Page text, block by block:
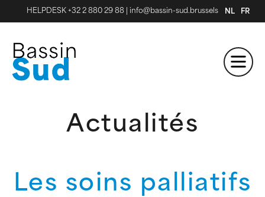
HELPDESK +32 2 880 29 88 info@bassin-sud.brussels NL FR
Actualités
Les soins palliatifs